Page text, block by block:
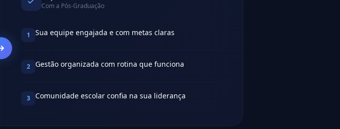
Com a Pós-Graduação
1 Sua equipe engajada e com metas claras
2 Gestão organizada com rotina que funciona
3 Comunidade escolar confia na sua liderança